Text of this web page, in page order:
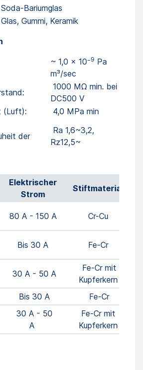
Soda-Bariumglas
Glas, Gummi, Keramik
~ 1,0 × 10⁻9 Pa
m³/sec
1000 MΩ min. bei
DC500 V
(Luft):
4,0 MPa min
der
Ra 1,6~3,2,
Rz12,5~
Elektrischer
Strom
Stiftmaterial
80 A - 150 A Cr-Cu
Bis 30 A Fe-Cr
30 A - 50 A
Fe-Cr mit
Kupferkern
Bis 30 A Fe-Cr
30 A - 50
A
Fe-Crmit
Kupferkern